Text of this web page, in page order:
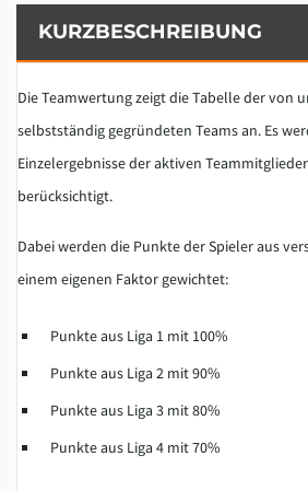
KURZBESCHREIBUNG
Die Teamwertung zeigt die Tabelle der von
selbstständig gegründeten Teams an. Es
Einzelergebnisse der aktiven
berücksichtigt.
Dabei werden die Punkte der Spieler aus
einem eigenen Faktor gewichtet:
Punkte aus Liga 1 mit 100%
Punkte aus Liga 2 mit 90%
Punkte aus Liga 3 mit 80%
Punkte aus Liga 4 mit 70%